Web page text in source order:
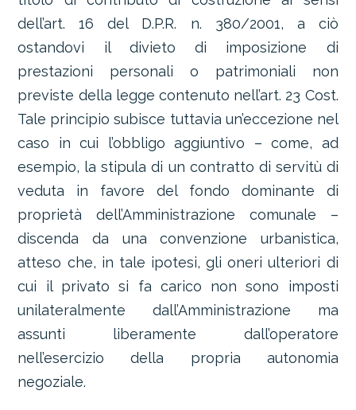
dell’art. 16 del D.P.R. n. 380/2001, a ciò
ostandovi il divieto di imposizione di
prestazioni personali o patrimoniali non
previste della legge contenuto nell’art. 23 Cost.
Tale principio subisce tuttavia un’eccezione nel
caso in cui l’obbligo aggiuntivo – come, ad
esempio, la stipula di un contratto di servitù di
veduta in favore del fondo dominante di
proprietà dell’Amministrazione comunale –
discenda da una convenzione urbanistica,
atteso che, in tale ipotesi, gli oneri ulteriori di
cui il privato si fa carico non sono imposti
unilateralmente dall’Amministrazione ma
assunti liberamente dall’operatore
nell’esercizio della propria autonomia
negoziale.